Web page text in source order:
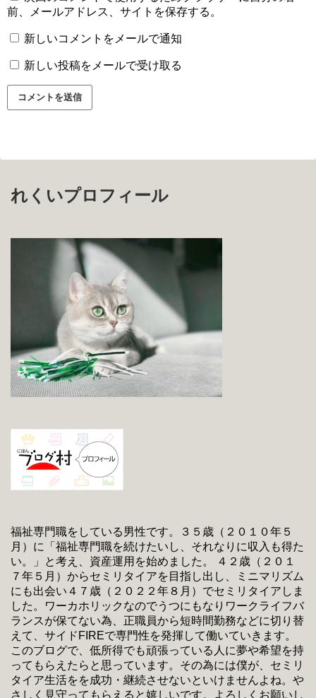
前、メールアドレス、サイトを保存する。
新しいコメントをメールで通知
新しい投稿をメールで受け取る
れくいプロフィール
福祉専門職をしている男性です。３５歳（２０１０年５
月）に「福祉専門職を続けたいし、それなりに収入も得た
い。」と考え、資産運用を始めました。 ４２歳（２０１
７年５月）からセミリタイアを目指し出し、ミニマリズム
にも出会い４７歳（２０２２年８月）でセミリタイアしま
した。ワーカホリックなのでうつにもなりワークライフバ
ランスが保てない為、正職員から短時間勤務などに切り替
えて、サイドFIREで専門性を発揮して働いていきます。
このブログで、低所得でも頑張っている人に夢や希望を持
ってもらえたらと思っています。その為には僕が、セミリ
タイア生活をを成功・継続させないといけませんよね。や
さしく見守ってもらえると嬉しいです。よろしくお願いし